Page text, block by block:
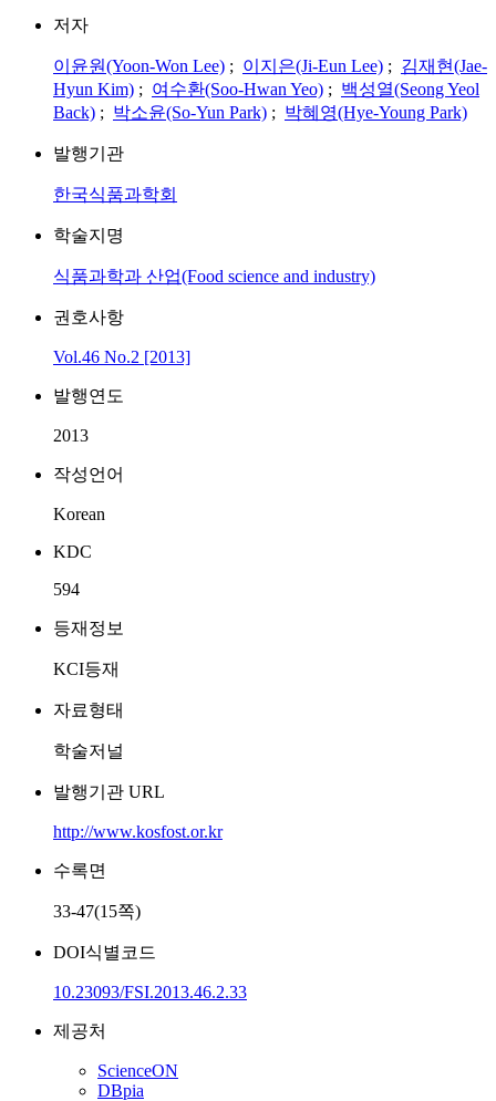
저자
이윤원(Yoon-Won Lee) ; 이지은(Ji-Eun Lee) ; 김재현(Jae-
Hyun Kim) ; 여수환(Soo-Hwan Yeo) ; 백성열(Seong Yeol
Back) ; 박소윤(So-Yun Park) ; 박혜영(Hye-Young Park)
발행기관
한국식품과학회
학술지명
식품과학과 산업(Food science and industry)
권호사항
Vol.46 No.2 [2013]
발행연도
2013
작성언어
Korean
KDC
594
등재정보
KCI등재
자료형태
학술저널
발행기관 URL
http://www.kosfost.or.kr
수록면
33-47(15쪽)
DOI식별코드
10.23093/FSI.2013.46.2.33
제공처
ScienceON
DBpia